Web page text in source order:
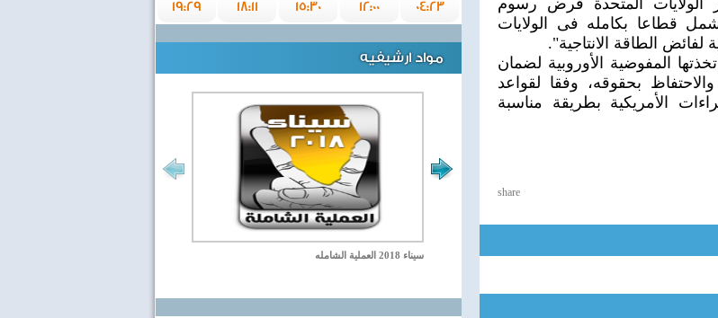
الولايات المتحدة فرض رسوم
قطاعا بكامله فى الولايات
الطاقة الانتاجية".
المفوضية الأوروبية لضمان
بحقوقه، وفقا لقواعد
الأمريكية بطريقة مناسبة
share
04:23
12:00
15:30
18:11
19:29
مواد ارشيفيه
سيناء 2018 العملية الشامله مصر تحارب الاهارب